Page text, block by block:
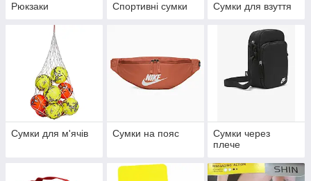
Рюкзаки Спортивні сумки Сумки для взуття
Сумки для м'ячів Сумки на пояс
Сумки через
плече